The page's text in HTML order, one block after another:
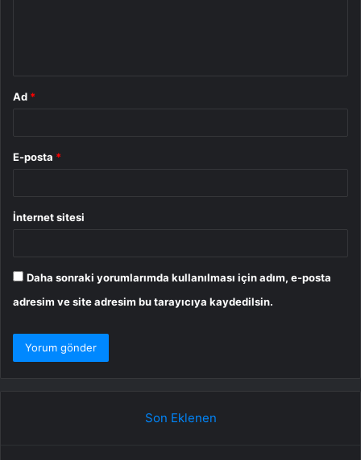
Ad *
E-posta *
İnternet sitesi
Daha sonraki yorumlarımda kullanılması için adım, e-posta
adresim ve site adresim bu tarayıcıya kaydedilsin.
Son Eklenen